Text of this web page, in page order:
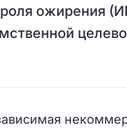
ожирения